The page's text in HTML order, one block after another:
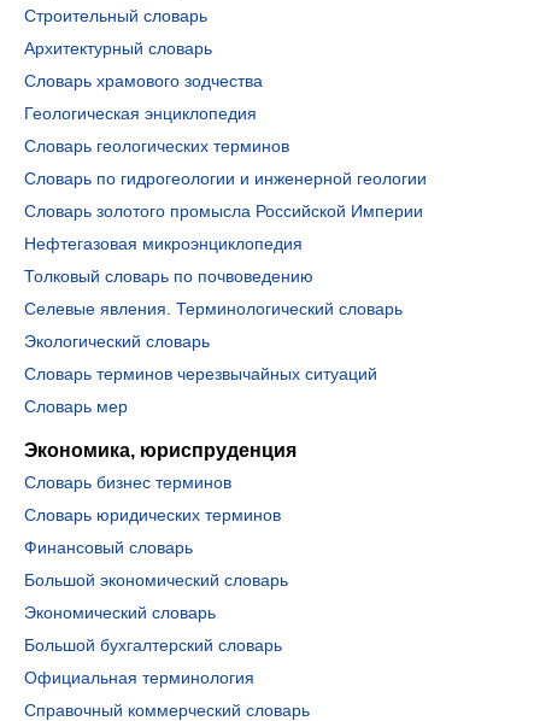
Строительный словарь
Архитектурный словарь
Словарь храмового зодчества
Геологическая энциклопедия
Словарь геологических терминов
Словарь по гидрогеологии и инженерной геологии
Словарь золотого промысла Российской Империи
Нефтегазовая микроэнциклопедия
Толковый словарь по почвоведению
Селевые явления. Терминологический словарь
Экологический словарь
Словарь терминов черезвычайных ситуаций
Словарь мер
Экономика, юриспруденция
Словарь бизнес терминов
Словарь юридических терминов
Финансовый словарь
Большой экономический словарь
Экономический словарь
Большой бухгалтерский словарь
Официальная терминология
Справочный коммерческий словарь